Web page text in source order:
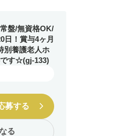
盤/無資格OK/
日！賞与4ヶ月
別養護老人ホ
す☆(gj-133)
募する
る